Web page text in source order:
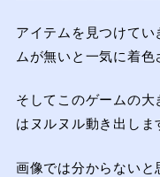
アイテムを見つけて
ムが無いと一気に着色
そしてこのゲームの
はヌルヌル動き出しま
画像では分からない